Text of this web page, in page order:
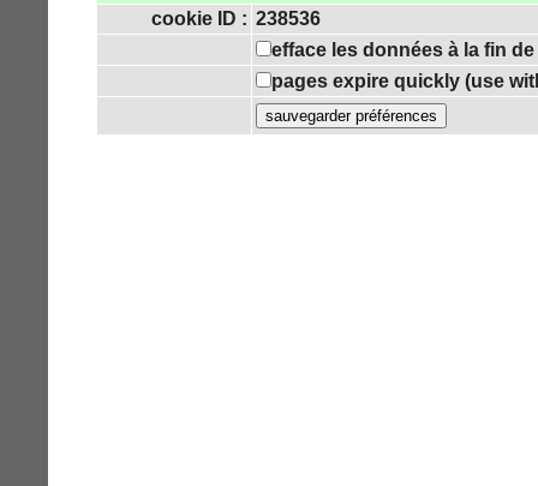
cookie ID : 238536
efface les données à la fin
pages expire quickly (use